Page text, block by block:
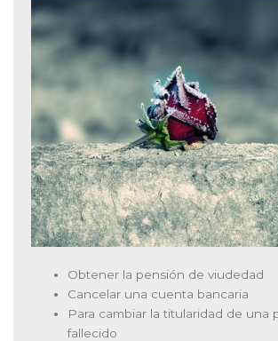
Obtener la pensión de viudedad
Cancelar una cuenta bancaria
Para cambiar la titularidad de una
fallecido